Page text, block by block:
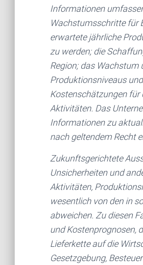
Informationen
Wachstumsschritte für
erwartete jährliche
zu werden; die
Region; das Wachstum
Produktionsniveaus
Kostenschätzungen für
Aktivitäten. Das
Informationen zu
nach geltendem Recht
Zukunftsgerichtete
Unsicherheiten und
Aktivitäten,
wesentlich von den in
abweichen. Zu diesen
und Kostenprognosen,
Lieferkette auf die
Gesetzgebung,